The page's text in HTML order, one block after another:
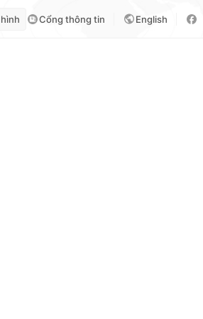
Cổng thông tin English